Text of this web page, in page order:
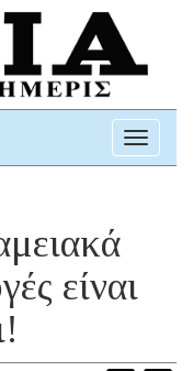
Toggle
είναι